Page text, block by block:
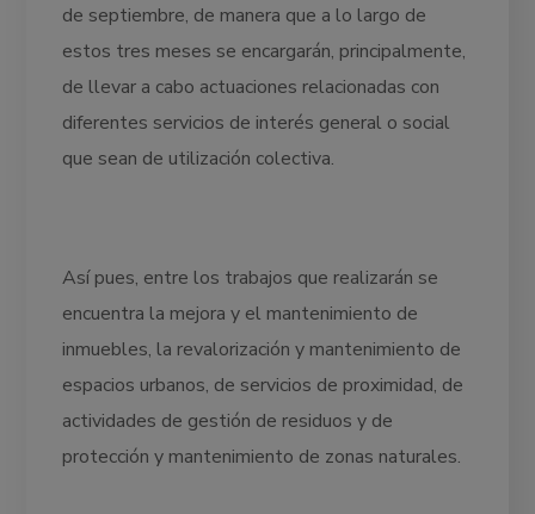
de septiembre, de manera que a lo largo de
estos tres meses se encargarán, principalmente,
de llevar a cabo actuaciones relacionadas con
diferentes servicios de interés general o social
que sean de utilización colectiva.
Así pues, entre los trabajos que realizarán se
encuentra la mejora y el mantenimiento de
inmuebles, la revalorización y mantenimiento de
espacios urbanos, de servicios de proximidad, de
actividades de gestión de residuos y de
protección y mantenimiento de zonas naturales.